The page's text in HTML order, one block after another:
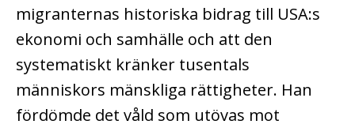
migranternas historiska bidrag till USA:s
ekonomi och samhälle och att den
systematiskt kränker tusentals
människors mänskliga rättigheter. Han
fördömde det våld som utövas mot